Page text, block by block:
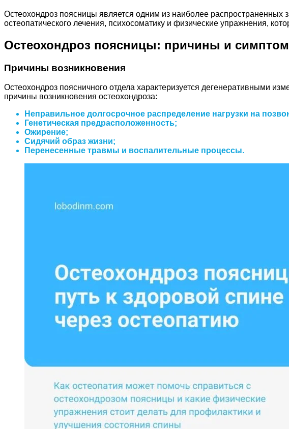
Остеохондроз поясницы является одним из наиболее
остеопатического лечения, психосоматику и физические упражнения,
Остеохондроз поясницы: причины и
Причины возникновения
Остеохондроз поясничного отдела характеризуется дегенеративными
причины возникновения остеохондроза:
Неправильное долгосрочное распределение нагрузки на
Генетическая предрасположенность;
Ожирение;
Сидячий образ жизни;
Перенесенные травмы и воспалительные процессы.